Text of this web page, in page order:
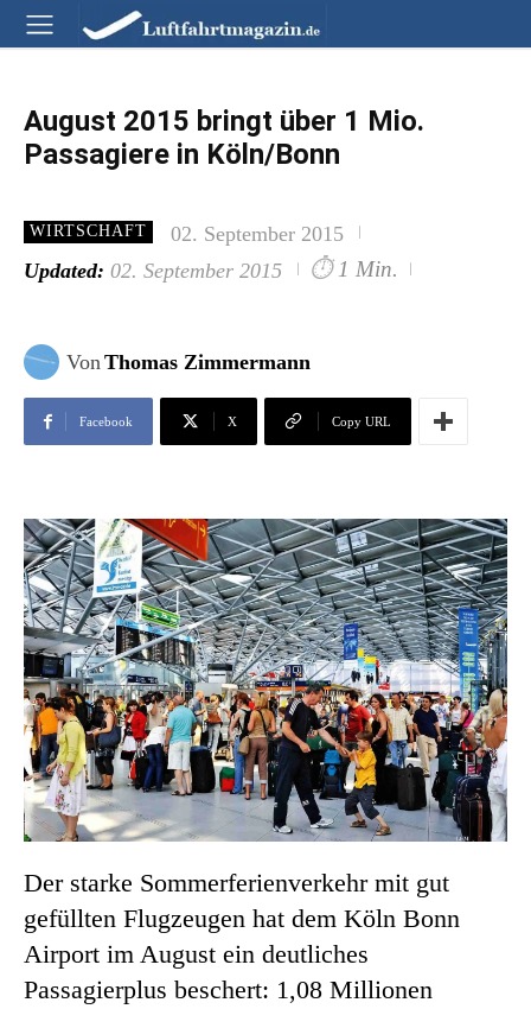
August 2015 bringt über 1 Mio.
Passagiere in Köln/Bonn
WIRTSCHAFT
02. September 2015
Updated: 02. September 2015 ⏱ 1 Min.
VonThomas Zimmermann
Facebook X Copy URL
Der starke Sommerferienverkehr mit gut
gefüllten Flugzeugen hat dem Köln Bonn
Airport im August ein deutliches
Passagierplus beschert: 1,08 Millionen